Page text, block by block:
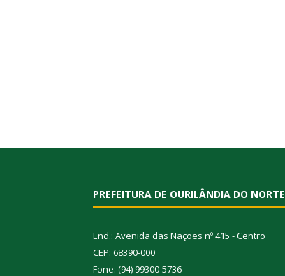
PREFEITURA DE OURILÂNDIA DO NORTE
End.: Avenida das Nações nº 415 - Centro
CEP: 68390-000
Fone: (94) 99300-5736